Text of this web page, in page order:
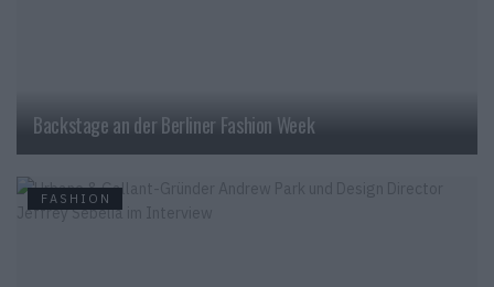
Backstage an der Berliner Fashion Week
FASHION